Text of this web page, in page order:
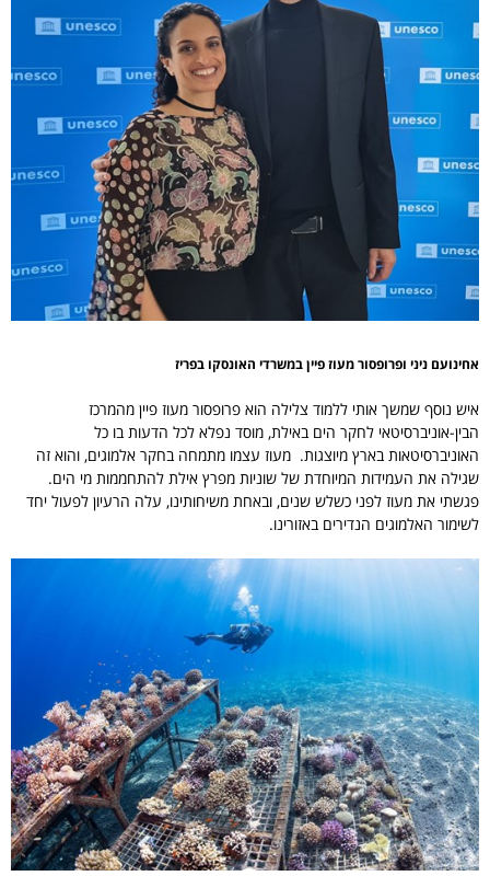
אחינועם ניני ופרופסור מעוז פיין במשרדי האונסקו בפריז
איש נוסף שמשך אותי ללמוד צלילה הוא פרופסור מעוז פיין מהמרכז
הבין-אוניברסיטאי לחקר הים באילת, מוסד נפלא לכל הדעות בו כל
האוניברסיטאות בארץ מיוצגות. מעוז עצמו מתמחה בחקר אלמוגים, והוא זה
שגילה את העמידות המיוחדת של שוניות מפרץ אילת להתחממות מי הים.
פגשתי את מעוז לפני כשלש שנים, ובאחת משיחותינו, עלה הרעיון לפעול יחד
לשימור האלמוגים הנדירים באזורינו.